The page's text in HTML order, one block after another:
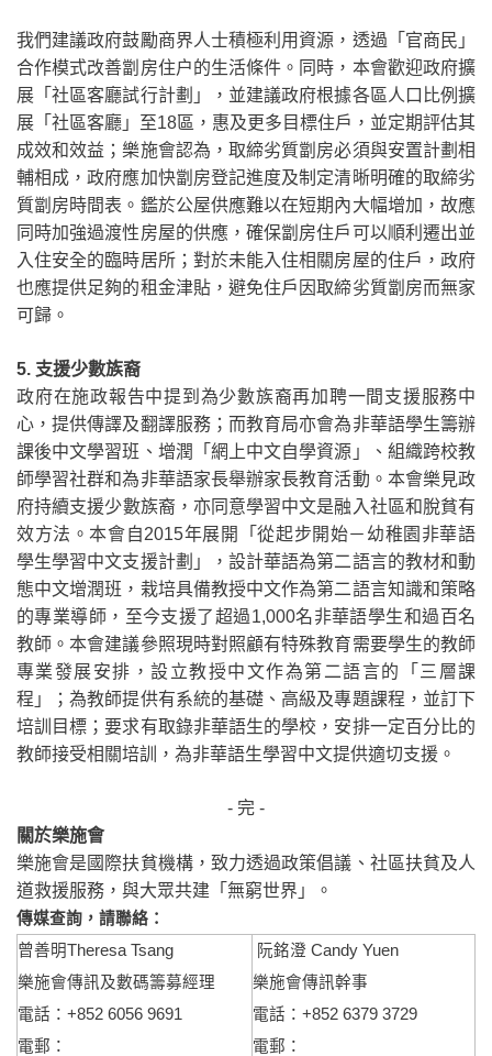
我們建議政府鼓勵商界人士積極利用資源，透過「官商民」
合作模式改善劏房住户的生活條件。同時，本會歡迎政府擴
展「社區客廳試行計劃」，並建議政府根據各區人口比例擴
展「社區客廳」至18區，惠及更多目標住戶，並定期評估其
成效和效益；樂施會認為，取締劣質劏房必須與安置計劃相
輔相成，政府應加快劏房登記進度及制定清晰明確的取締劣
質劏房時間表。鑑於公屋供應難以在短期內大幅增加，故應
同時加強過渡性房屋的供應，確保劏房住戶可以順利遷出並
入住安全的臨時居所；對於未能入住相關房屋的住戶，政府
也應提供足夠的租金津貼，避免住戶因取締劣質劏房而無家
可歸。
5. 支援少數族裔
政府在施政報告中提到為少數族裔再加聘一間支援服務中
心，提供傳譯及翻譯服務；而教育局亦會為非華語學生籌辦
課後中文學習班、增潤「網上中文自學資源」、組織跨校教
師學習社群和為非華語家長舉辦家長教育活動。本會樂見政
府持續支援少數族裔，亦同意學習中文是融入社區和脫貧有
效方法。本會自2015年展開「從起步開始－幼稚園非華語
學生學習中文支援計劃」，設計華語為第二語言的教材和動
態中文增潤班，栽培具備教授中文作為第二語言知識和策略
的專業導師，至今支援了超過1,000名非華語學生和過百名
教師。本會建議參照現時對照顧有特殊教育需要學生的教師
專業發展安排，設立教授中文作為第二語言的「三層課
程」；為教師提供有系統的基礎、高級及專題課程，並訂下
培訓目標；要求有取錄非華語生的學校，安排一定百分比的
教師接受相關培訓，為非華語生學習中文提供適切支援。
- 完 -
關於樂施會
樂施會是國際扶貧機構，致力透過政策倡議、社區扶貧及人
道救援服務，與大眾共建「無窮世界」。
傳媒查詢，請聯絡：
曾善明Theresa Tsang
樂施會傳訊及數碼籌募經理
電話： +852 6056 9691
電郵：
阮銘澄 Candy Yuen
樂施會傳訊幹事
電話： +852 6379 3729
電郵：